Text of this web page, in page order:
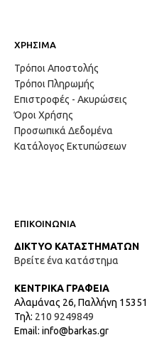
ΧΡΗΣΙΜΑ
Τρόποι Αποστολής
Τρόποι Πληρωμής
Επιστροφές - Ακυρώσεις
Όροι Χρήσης
Προσωπικά Δεδομένα
Κατάλογος Εκτυπώσεων
ΕΠΙΚΟΙΝΩΝΙΑ
ΔΙΚΤΥΟ ΚΑΤΑΣΤΗΜΑΤΩΝ
Βρείτε ένα κατάστημα
ΚΕΝΤΡΙΚΑ ΓΡΑΦΕΙΑ
Αλαμάνας 26, Παλλήνη 15351
Τηλ: 210 9249849
Email: info@barkas.gr